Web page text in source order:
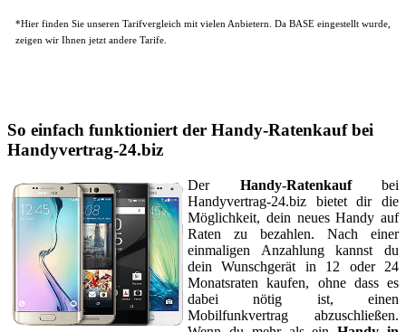
*Hier finden Sie unseren Tarifvergleich mit vielen Anbietern. Da BASE eingestellt wurde,
zeigen wir Ihnen jetzt andere Tarife.
So einfach funktioniert der Handy-Ratenkauf bei
Handyvertrag-24.biz
Der Handy-Ratenkaufbei
Handyvertrag-24.biz bietet dir die
Möglichkeit, dein neues Handy auf
Raten zu bezahlen. Nach einer
einmaligen Anzahlung kannst du
dein Wunschgerät in 12 oder 24
Monatsraten kaufen, ohne dass es
dabei nötig ist, einen
Mobilfunkvertrag abzuschließen.